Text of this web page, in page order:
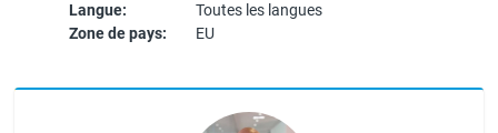
Langue:
Toutes les langues
Zone de pays:
EU